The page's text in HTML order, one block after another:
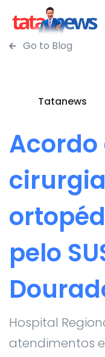
Go to Blog
Tatanews
pelo
Hospital
atendimentos e